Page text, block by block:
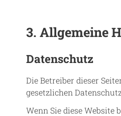
3. Allgemeine
Datenschutz
Die Betreiber dieser
gesetzlichen
Wenn Sie diese Website